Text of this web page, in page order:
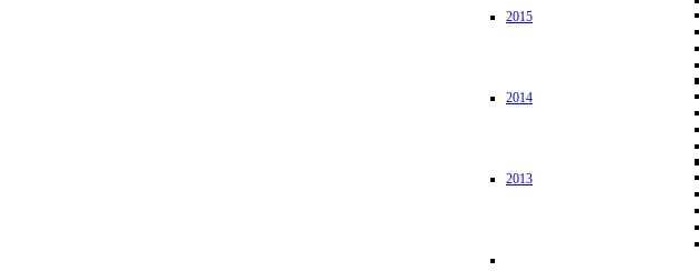
2015
2014
2013